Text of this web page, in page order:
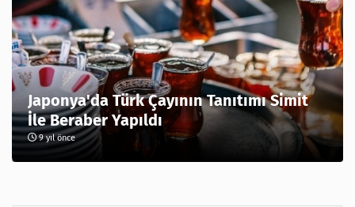
Japonya'da Türk Çayının Tanıtımı Simit
İle Beraber Yapıldı
9 yıl önce